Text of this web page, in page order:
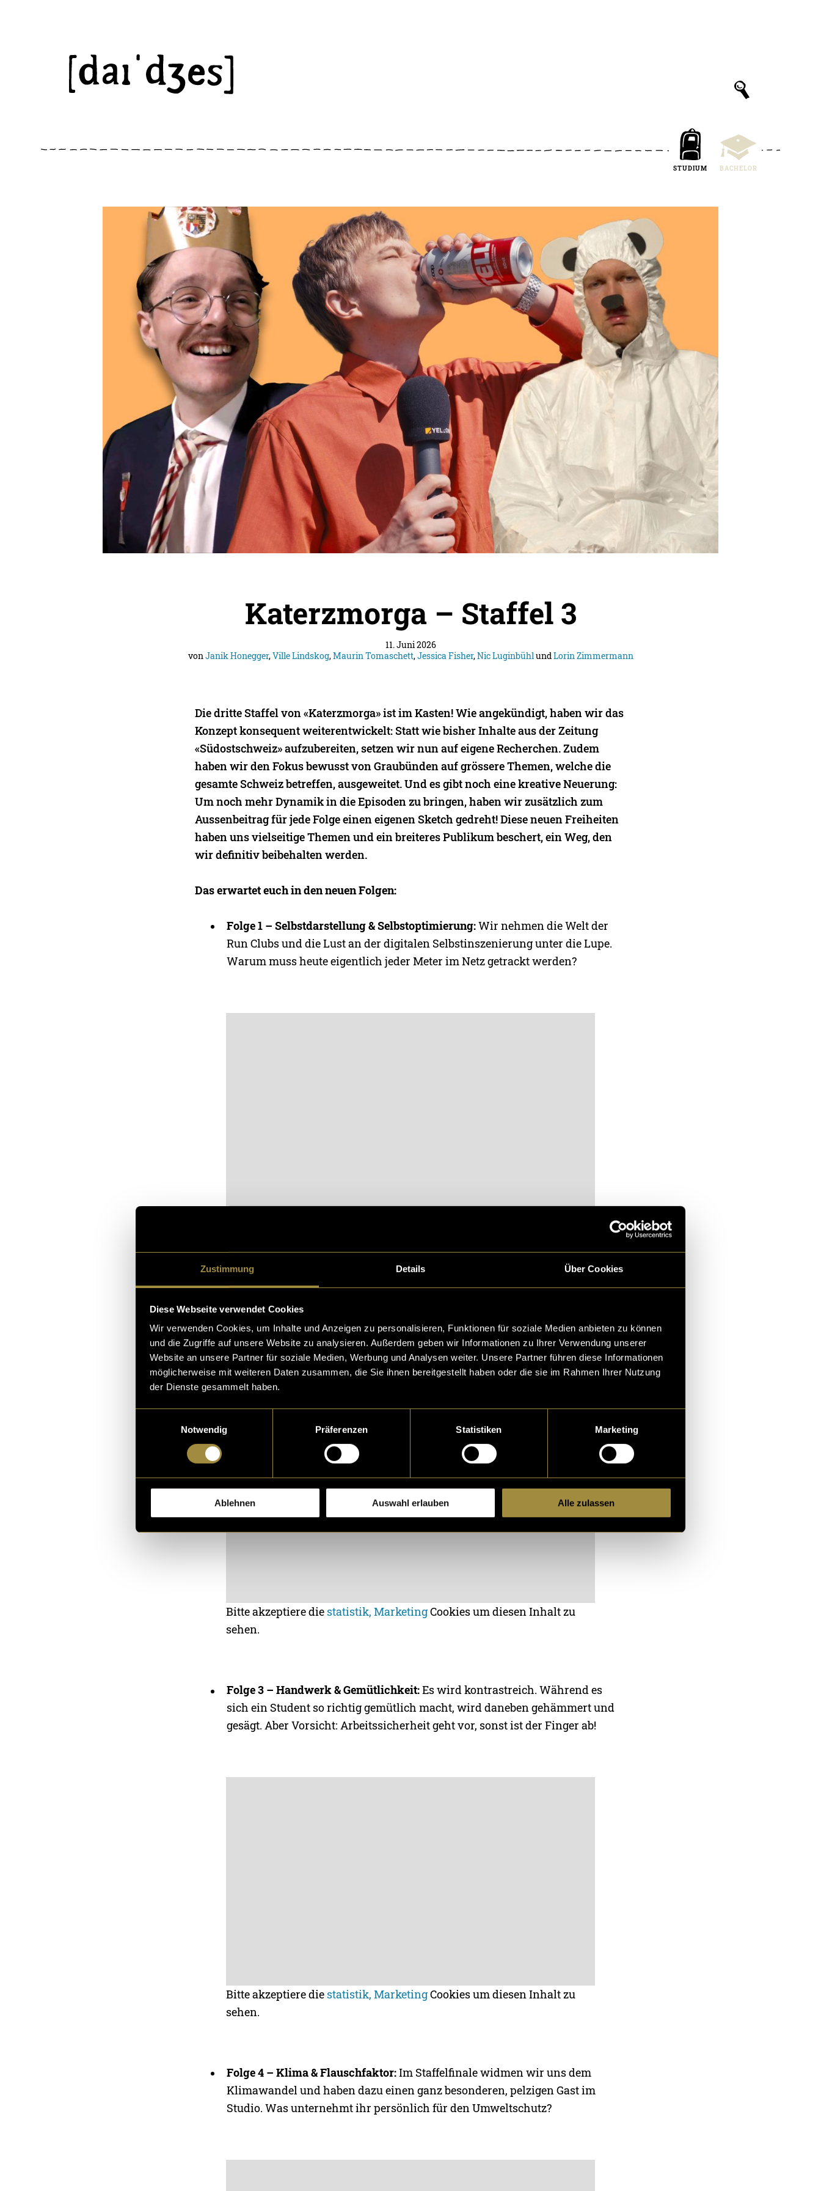
Zustimmung Details Über Cookies
Diese Webseite verwendet Cookies
Wir verwenden Cookies, um Inhalte und Anzeigen zu personalisieren, Funktionen für soziale Medien anbieten zu können
und die Zugriffe auf unsere Website zu analysieren. Außerdem geben wir Informationen zu Ihrer Verwendung unserer
Website an unsere Partner für soziale Medien, Werbung und Analysen weiter. Unsere Partner führen diese Informationen
möglicherweise mit weiteren Daten zusammen, die Sie ihnen bereitgestellt haben oder die sie im Rahmen Ihrer Nutzung
der Dienste gesammelt haben.
Notwendig
Präferenzen Statistiken Marketing
Ablehnen Auswahl erlauben Alle zulassen
STUDIUM BACHELOR
Katerzmorga – Staffel 3
11. Juni 2026
vonJanik Honegger,Ville Lindskog,Maurin Tomaschett,Jessica Fisher,Nic LuginbühlundLorin Zimmermann
Die dritte Staffel von «Katerzmorga» ist im Kasten! Wie angekündigt, haben wir das
Konzept konsequent weiterentwickelt: Statt wie bisher Inhalte aus der Zeitung
«Südostschweiz» aufzubereiten, setzen wir nun auf eigene Recherchen. Zudem
haben wir den Fokus bewusst von Graubünden auf grössere Themen, welche die
gesamte Schweiz betreffen, ausgeweitet. Und es gibt noch eine kreative Neuerung:
Um noch mehr Dynamik in die Episoden zu bringen, haben wir zusätzlich zum
Aussenbeitrag für jede Folge einen eigenen Sketch gedreht! Diese neuen Freiheiten
haben uns vielseitige Themen und ein breiteres Publikum beschert, ein Weg, den
wir definitiv beibehalten werden.
Das erwartet euch in den neuen Folgen:
Folge 1 – Selbstdarstellung & Selbstoptimierung:Wir nehmen die Welt der
Run Clubs und die Lust an der digitalen Selbstinszenierung unter die Lupe.
Warum muss heute eigentlich jeder Meter im Netz getrackt werden?
Folge 2 – Das Rätsel Liechtenstein:
ist es am Ende doch nur ein heimlicher Schweizer Kanton und wie steht es
um seine Verteidigung? Wir decken auf.
Bitte akzeptiere die statistik, MarketingCookies um diesen Inhalt zu
sehen.
Folge 3 – Handwerk & Gemütlichkeit:Es wird kontrastreich. Während es
sich ein Student so richtig gemütlich macht, wird daneben gehämmert und
gesägt. Aber Vorsicht: Arbeitssicherheit geht vor, sonst ist der Finger ab!
Bitte akzeptiere die statistik, MarketingCookies um diesen Inhalt zu
sehen.
Folge 4 – Klima & Flauschfaktor:Im Staffelfinale widmen wir uns dem
Klimawandel und haben dazu einen ganz besonderen, pelzigen Gast im
Studio. Was unternehmt ihr persönlich für den Umweltschutz?